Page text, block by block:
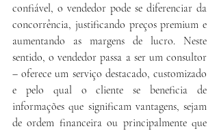
confiável, o vendedor pode se diferenciar da
concorrência, justificando preços premium e
aumentando as margens de lucro. Neste
sentido, o vendedor passa a ser um consultor
– oferece um serviço destacado, customizado
e pelo qual o cliente se beneficia de
informações que significam vantagens, sejam
de ordem financeira ou principalmente que